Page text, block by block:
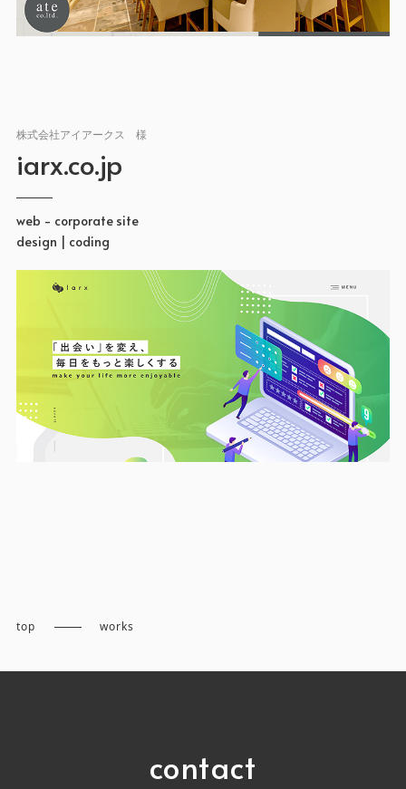
株式会社アイアークス 様
iarx.co.jp
web - corporate site
design | coding
top works
contact